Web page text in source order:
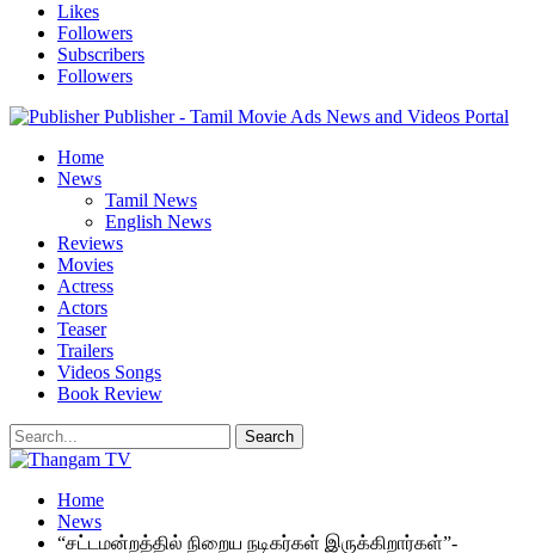
Likes
Followers
Subscribers
Followers
Publisher - Tamil Movie Ads News and Videos Portal
Home
News
Tamil News
English News
Reviews
Movies
Actress
Actors
Teaser
Trailers
Videos Songs
Book Review
Home
News
“சட்டமன்றத்தில் நிறைய நடிகர்கள் இருக்கிறார்கள்”-